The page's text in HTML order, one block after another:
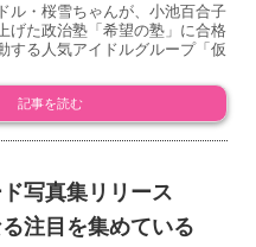
ル・桜雪ちゃんが、小池百合子
げた政治塾「希望の塾」に合格
する人気アイドルグループ「仮
記事を読む
写真集リリース
注目を集めている